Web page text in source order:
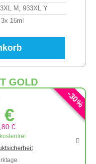
M, 933XL Y
16ml
GOLD
-
30
%
€
€